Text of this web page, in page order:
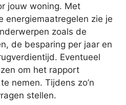
jouw woning. Met
energiemaatregelen zie je
zoals de
de besparing per jaar en
Eventueel
om het rapport
nemen. Tijdens zo’n
stellen.